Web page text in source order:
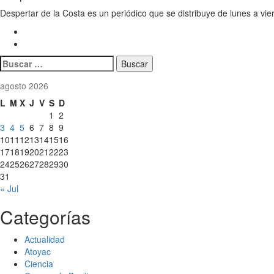
Despertar de la Costa es un periódico que se distribuye de lunes a
Buscar:
agosto 2026
L M X J V S D
1 2
3 4 5 6 7 8 9
1011 1213141516
17181920212223
24252627282930
31
« Jul
Categorías
Actualidad
Atoyac
Ciencia